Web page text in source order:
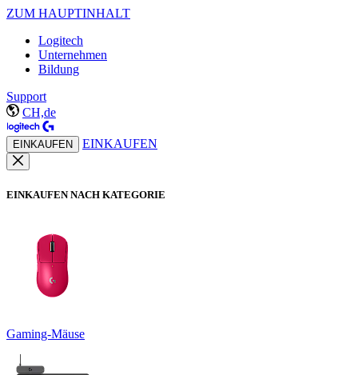
ZUM HAUPTINHALT
Logitech
Unternehmen
Bildung
Support
CH,de
EINKAUFEN EINKAUFEN
EINKAUFEN NACH KATEGORIE
Gaming-Mäuse